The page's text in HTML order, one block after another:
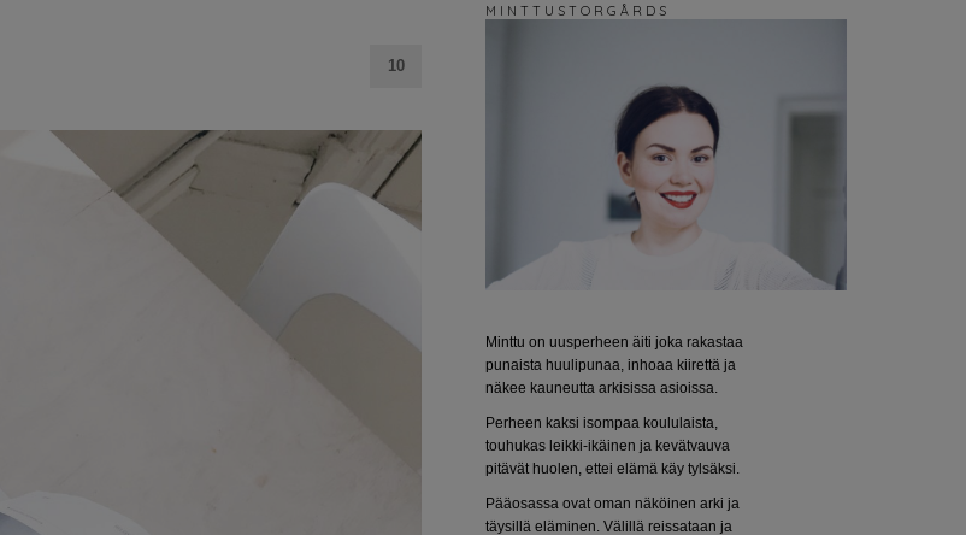
10
M I N T T U S T O R G Å R D S
Minttu on uusperheen äiti joka rakastaa
punaista huulipunaa, inhoaa kiirettä ja
näkee kauneutta arkisissa asioissa.
Perheen kaksi isompaa koululaista,
touhukas leikki-ikäinen ja kevätvauva
pitävät huolen, ettei elämä käy tylsäksi.
Pääosassa ovat oman näköinen arki ja
täysillä eläminen. Välillä reissataan ja